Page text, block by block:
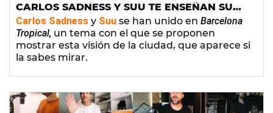
CARLOS SADNESS Y SUU TE ENSEÑAN SU
'BARCELONA TROPICAL' EN SU NUEVA
COLABORACIÓN
Carlos Sadness y Suu se han unido en Barcelona
Tropical, un tema con el que se proponen
mostrar esta visión de la ciudad, que aparece si
la sabes mirar.